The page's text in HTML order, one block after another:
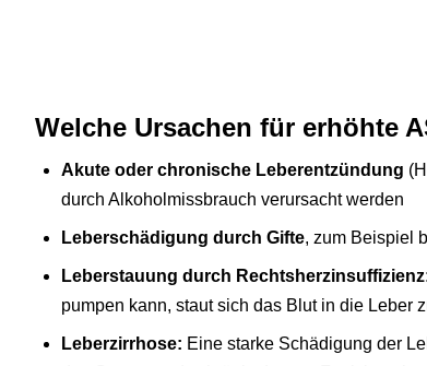
Welche Ursachen für erhöhte
Akute oder chronische Leberentzündung
durch Alkoholmissbrauch verursacht werden
Leberschädigung durch Gifte, zum Beispiel
Leberstauung durch
pumpen kann, staut sich das Blut in die Leber
Leberzirrhose: Eine starke Schädigung der